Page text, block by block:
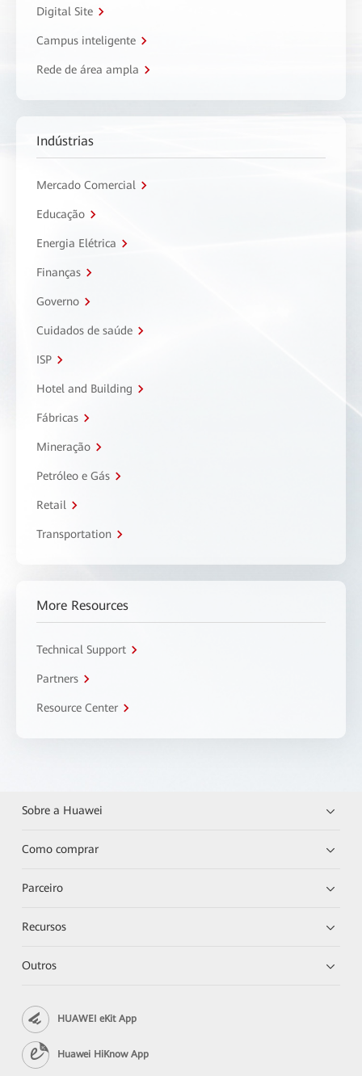
Digital Site
Campus inteligente
Rede de área ampla
Indústrias
Mercado Comercial
Educação
Energia Elétrica
Finanças
Governo
Cuidados de saúde
ISP
Hotel and Building
Fábricas
Mineração
Petróleo e Gás
Retail
Transportation
More Resources
Technical Support
Partners
Resource Center
Sobre a Huawei
Como comprar
Parceiro
Recursos
Outros
HUAWEI eKit App
Huawei HiKnow App